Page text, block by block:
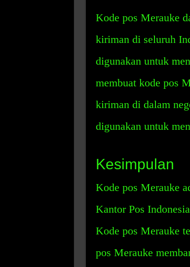
Kode pos Merauke
kiriman di seluruh
digunakan untuk
membuat kode pos
kiriman di dalam
digunakan untuk
Kesimpulan
Kode pos Merauke
Kantor Pos
Kode pos Merauke
pos Merauke